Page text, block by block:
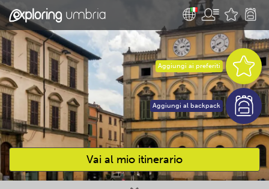
Vai al mio itinerario
Aggiungi ai preferiti
Aggiungi al backpack